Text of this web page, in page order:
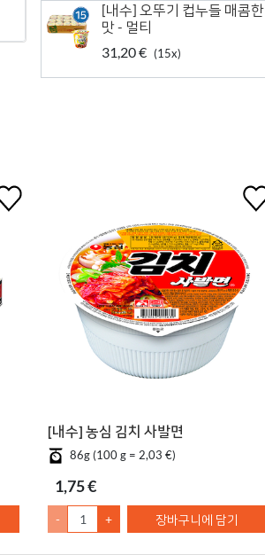
[내수] 오뚜기 컵누들 매콤한
맛 - 멀티
31,20 € (15x)
[내수] 농심 김치 사발면
86g (100 g = 2,03 €)
1,75 €
- + 장바구니에 담기